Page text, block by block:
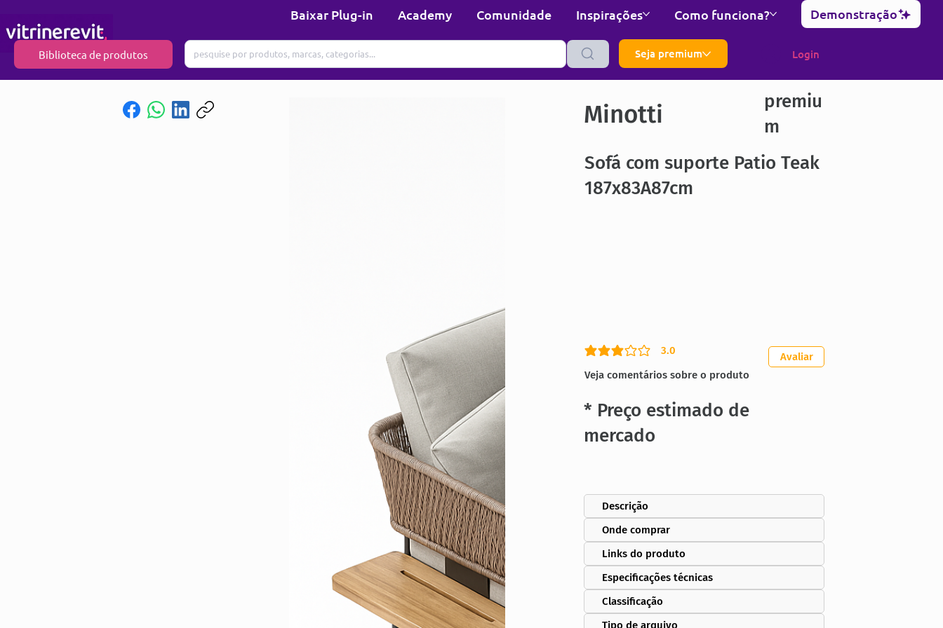
Baixar Plug-in Academy Comunidade Inspirações Como funciona? Demonstração
Biblioteca de produtos Seja premium Login
Minotti
premiu
m
Sofá com suporte Patio Teak
187x83A87cm
3.0
classificação média é 3 de 5
Veja comentários sobre o produto
Avaliar
* Preço estimado de
mercado
Descrição
Onde comprar
Links do produto
Especificações técnicas
Classificação
Tipo de arquivo